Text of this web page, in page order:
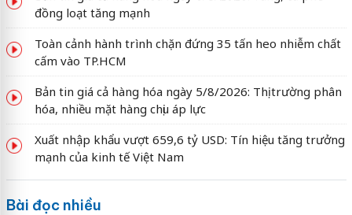
đồng loạt tăng mạnh
Toàn cảnh hành trình chặn đứng 35 tấn heo nhiễm chất
cấm vào TP.HCM
Bản tin giá cả hàng hóa ngày 5/8/2026: Thị trường phân
hóa, nhiều mặt hàng chịu áp lực
Xuất nhập khẩu vượt 659,6 tỷ USD: Tín hiệu tăng trưởng
mạnh của kinh tế Việt Nam
Bài đọc nhiều